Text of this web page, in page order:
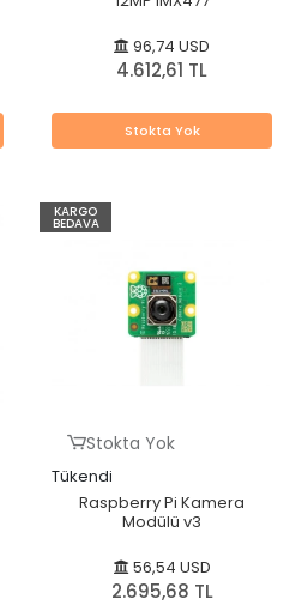
96,74 USD
4.612,61 TL
Stokta Yok
KARGO
BEDAVA
Stokta Yok
Tükendi
Raspberry Pi Kamera
Modülü v3
56,54 USD
2.695,68 TL